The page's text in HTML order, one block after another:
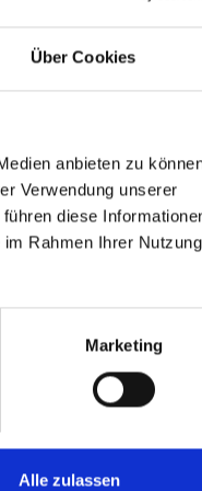
Über Cookies
anbieten zu
Verwendung unserer
diese
Rahmen Ihrer Nutzung
Marketing
Alle zulassen
Fakten und
vor diesen
kannst, sondern
Erwartungen,
große
wird die